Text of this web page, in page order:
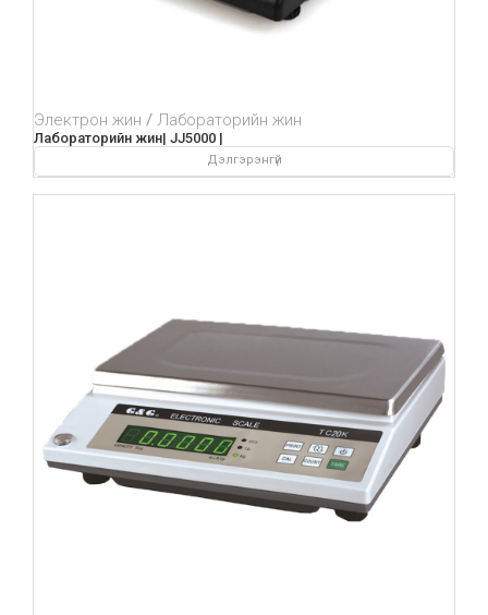
Электрон жин Лабораторийн жин
Лабораторийн жин| JJ5000 |
Дэлгэрэнгүй